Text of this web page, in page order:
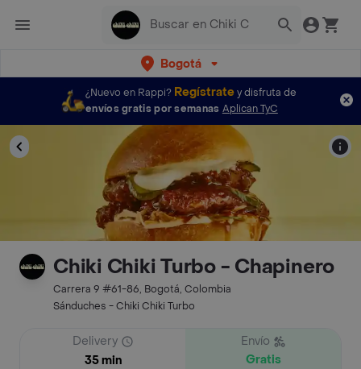
Bogotá
¿Nuevo en Rappi? Regístratey disfruta de
envíos gratis por semanas Aplican TyC
Chiki Chiki Turbo - Chapinero
Carrera 9 #61-86, Bogotá, Colombia
Sánduches - Chiki Chiki Turbo
Delivery
35 min
Envío
Gratis